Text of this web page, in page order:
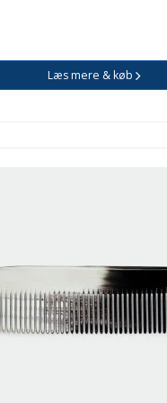
Læs mere & køb